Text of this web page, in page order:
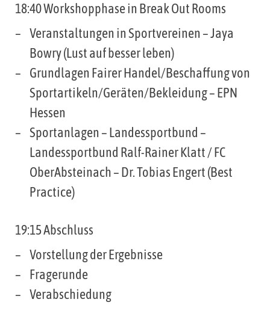
18:40 Workshopphase in Break Out Rooms
Veranstaltungen in Sportvereinen – Jaya
Bowry (Lust auf besser leben)
Grundlagen Fairer Handel/Beschaffung von
Sportartikeln/Geräten/Bekleidung – EPN
Hessen
Sportanlagen – Landessportbund –
Landessportbund Ralf-Rainer Klatt / FC
OberAbsteinach – Dr. Tobias Engert (Best
Practice)
19:15 Abschluss
Vorstellung der Ergebnisse
Fragerunde
Verabschiedung